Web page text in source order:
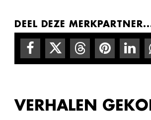
DEEL DEZE
VERHALEN